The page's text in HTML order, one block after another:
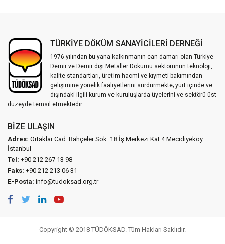
TÜRKİYE DÖKÜM SANAYİCİLERİ DERNEĞİ
1976 yılından bu yana kalkınmanın can damarı olan Türkiye
Demir ve Demir dışı Metaller Dökümü sektörünün teknoloji,
kalite standartları, üretim hacmi ve kıymeti bakımından
gelişimine yönelik faaliyetlerini sürdürmekte; yurt içinde ve
dışındaki ilgili kurum ve kuruluşlarda üyelerini ve sektörü üst
düzeyde temsil etmektedir.
BIZE ULAŞIN
Adres: Ortaklar Cad. Bahçeler Sok. 18 İş Merkezi Kat:4 Mecidiyeköy
İstanbul
Tel: +90 212 267 13 98
Faks: +90 212 213 06 31
E-Posta: info@tudoksad.org.tr
Copyright © 2018 TÜDÖKSAD. Tüm Hakları Saklıdır.